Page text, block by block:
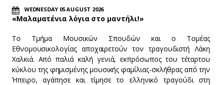
WEDNESDAY 05 AUGUST 2026
«Μαλαματένια λόγια στο μαντήλι!»
Το Τμήμα Μουσικών Σπουδών και ο Τομέας
Εθνομουσικολογίας αποχαιρετούν τον τραγουδιστή Λάκη
Χαλκιά. Από παλιά καλή γενιά, εκπρόσωπος του τέταρτου
κύκλου της φημισμένης μουσικής φαμίλιας-σκλήθρας από την
Ήπειρο, αγάπησε και τίμησε το ελληνικό τραγούδι στη